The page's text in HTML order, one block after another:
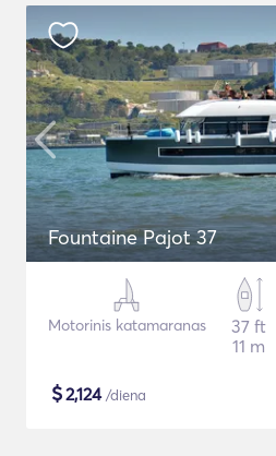
Fountaine Pajot 37
Motorinis katamaranas
37 ft
11 m
$2,124/diena